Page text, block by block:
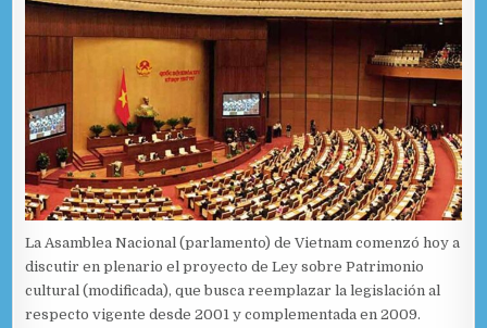
La Asamblea Nacional (parlamento) de Vietnam comenzó hoy a
discutir en plenario el proyecto de Ley sobre Patrimonio
cultural (modificada), que busca reemplazar la legislación al
respecto vigente desde 2001 y complementada en 2009.